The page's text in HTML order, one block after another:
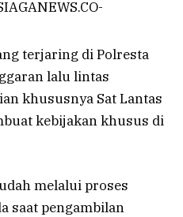
terjaring di Polresta
lalu lintas
khususnya Sat Lantas
kebijakan khusus di
melalui proses
saat pengambilan